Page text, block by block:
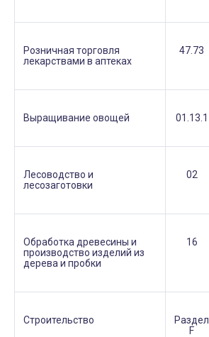
Розничная торговля
лекарствами в аптеках
47.73
Выращивание овощей 01.13.1
Лесоводство и
лесозаготовки
02
Обработка древесины и
производство изделий из
дерева и пробки
16
Строительство
Раздел
F